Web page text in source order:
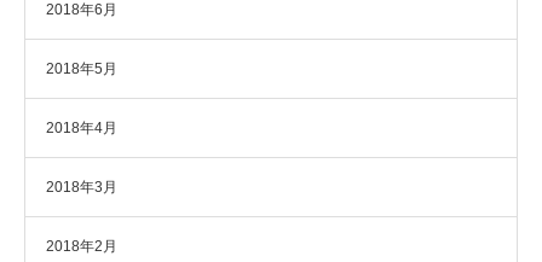
2018年6月
2018年5月
2018年4月
2018年3月
2018年2月